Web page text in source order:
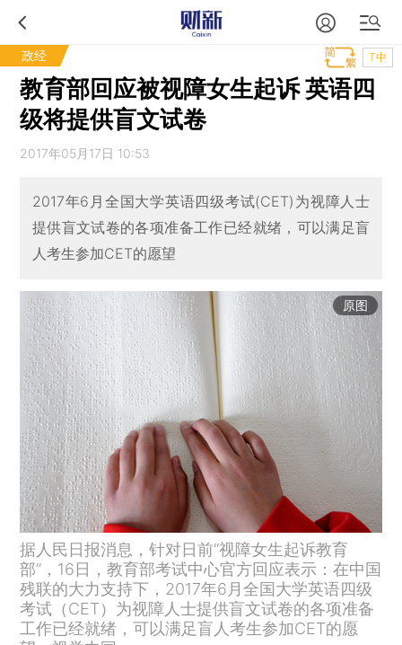
政经 T中
教育部回应被视障女生起诉 英语四
级将提供盲文试卷
2017年05月17日 10:53
2017年6月全国大学英语四级考试(CET)为视障人士
提供盲文试卷的各项准备工作已经就绪，可以满足盲
人考生参加CET的愿望
原图
据人民日报消息，针对日前“视障女生起诉教育
部”，16日，教育部考试中心官方回应表示：在中国
残联的大力支持下，2017年6月全国大学英语四级
考试（CET）为视障人士提供盲文试卷的各项准备
工作已经就绪，可以满足盲人考生参加CET的愿